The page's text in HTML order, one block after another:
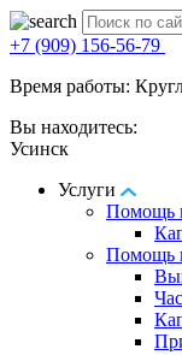
+7 (909) 156-56-79
Время работы:
Вы находитесь:
Усинск
Услуги
Помощь
Помощь